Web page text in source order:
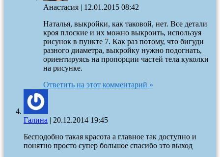
Анастасия | 12.01.2015 08:42
Наталья, выкройки, как таковой, нет. Все детали
кроя плоские и их можно выкроить, используя
рисунок в пункте 7. Как раз потому, что бигуди
разного диаметра, выкройку нужно подогнать,
ориентируясь на пропорции частей тела куколки
на рисунке.
Ответить на этот комментарий »
Галина | 20.12.2014 19:45
Бесподобно такая красота а главное так доступно и
понятно просто супер большое спасибо это выход